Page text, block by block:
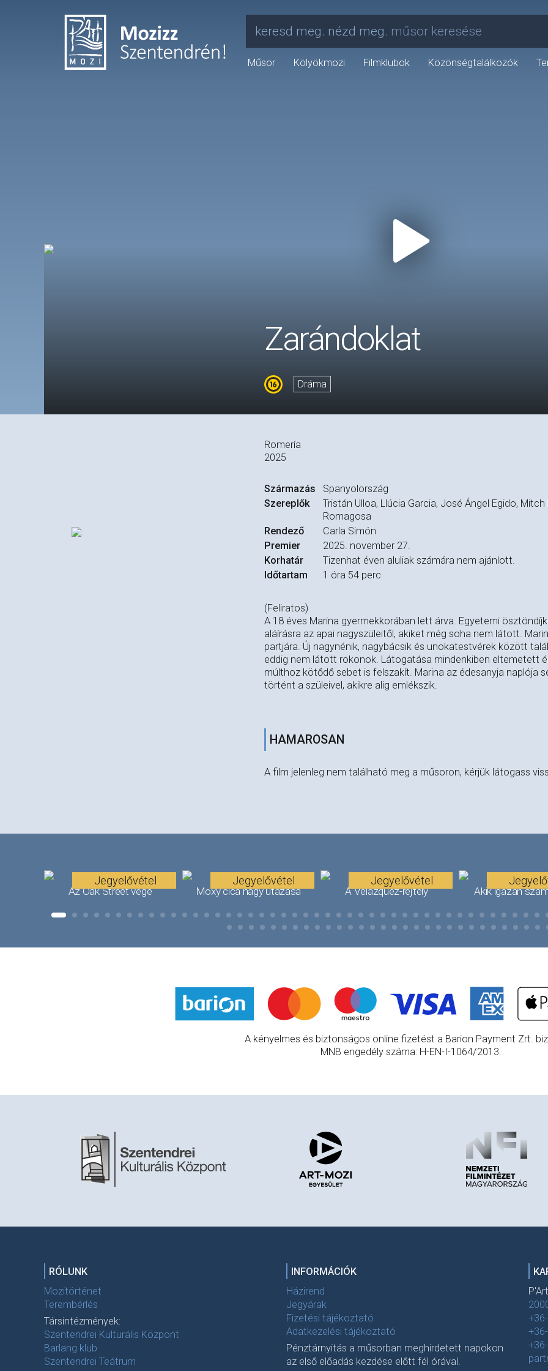
keresd meg. nézd meg. műsor keresése
Műsor Kölyökmozi Filmklubok Közönségtalálkozók
Zarándoklat
Dráma
Romería
2025
Származás
Spanyolország
Szereplők
Tristán Ulloa, Llúcia Garcia, José Ángel Egido,
Romagosa
Rendező
Carla Simón
Premier
2025. november 27.
Korhatár
Tizenhat éven aluliak számára nem ajánlott.
Időtartam
1 óra 54 perc
(Feliratos)
A 18 éves Marina gyermekkorában lett árva. Egyetemi
aláírásra az apai nagyszüleitől, akiket még soha nem látott.
partjára. Új nagynénik, nagybácsik és unokatestvérek között
eddig nem látott rokonok. Látogatása mindenkiben eltemetett
múlthoz kötődő sebet is felszakít. Marina az édesanyja naplója
történt a szüleivel, akikre alig emlékszik.
HAMAROSAN
A film jelenleg nem található meg a műsoron, kérjük látogass
Az Oak Street vége
Jegyelővétel
Moxy cica nagy utazása
Jegyelővétel
A Velázquez-rejtély
Jegyelővétel
Akik igazán
A kényelmes és biztonságos online fizetést a Barion Payment Zrt.
MNB engedély száma: H-EN-I-1064/2013.
RÓLUNK
Mozitörténet
Terembérlés
Társintézmények:
Szentendrei Kulturális Központ
Barlang klub
Szentendrei Teátrum
INFORMÁCIÓK
Házirend
Jegyárak
Fizetési tájékoztató
Adatkezelési tájékoztató
Pénztárnyitás a műsorban meghirdetett napokon
az első előadás kezdése előtt fél órával.